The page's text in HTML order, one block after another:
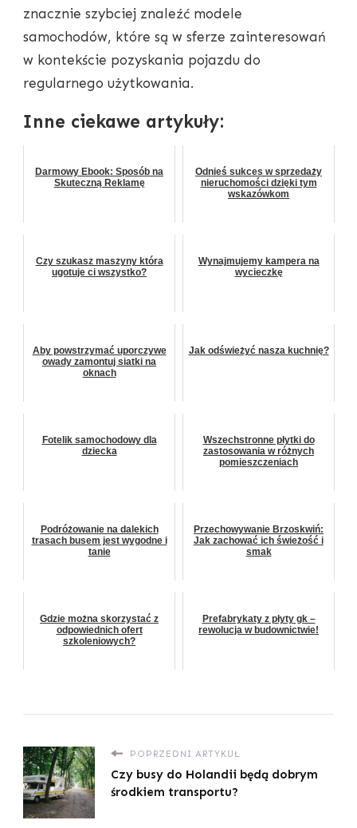
znacznie szybciej znaleźć modele
samochodów, które są w sferze zainteresowań
w kontekście pozyskania pojazdu do
regularnego użytkowania.
Inne ciekawe artykuły:
Darmowy Ebook: Sposób na
Skuteczną Reklamę
Odnieś sukces w sprzedaży
nieruchomości dzięki tym
wskazówkom
Czy szukasz maszyny która
ugotuje ci wszystko?
Wynajmujemy kampera na
wycieczkę
Aby powstrzymać uporczywe
owady zamontuj siatki na
oknach
Jak odświeżyć nasza kuchnię?
Fotelik samochodowy dla
dziecka
Wszechstronne płytki do
zastosowania w różnych
pomieszczeniach
Podróżowanie na dalekich
trasach busem jest wygodne i
tanie
Przechowywanie Brzoskwiń:
Jak zachować ich świeżość i
smak
Gdzie można skorzystać z
odpowiednich ofert
szkoleniowych?
Prefabrykaty z płyty gk –
rewolucja w budownictwie!
POPRZEDNI ARTYKUŁ
Czy busy do Holandii będą dobrym
środkiem transportu?